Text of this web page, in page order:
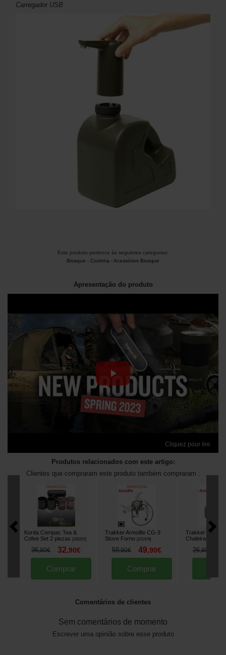
Carregador USB
Este produto pertence às seguintes categorias:
Bivaque - Cozinha -Acessórios Bivaque
Apresentação do produto
Cliquez pour lire
Produtos relacionados com este artigo:
Clientes que compraram este produto também compraram :
Korda Compac Tea &
Cofee Set 2 piezas
[226237]
36,90€ 32,90€
Comprar
Trakker Armolife CG-3
Stove Forno [221479]
59,90€ 49,90€
Comprar
Trakker
Chaleira
26,90
Comentários de clientes
Sem comentários de momento
Escrever uma opinião sobre esse produto